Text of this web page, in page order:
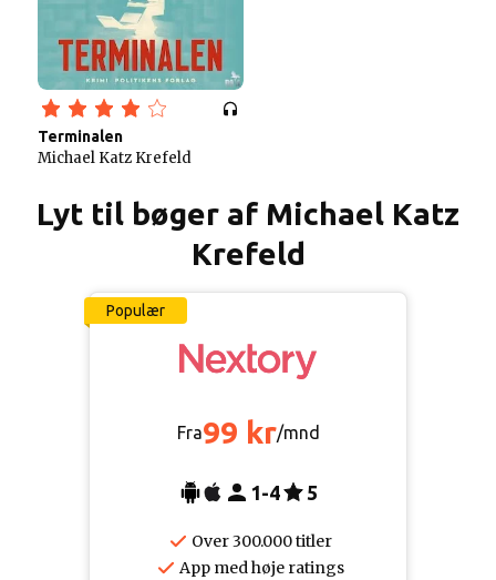
Terminalen
Michael Katz Krefeld
Lyt til bøger af Michael Katz
Krefeld
Populær
Fra99 kr/mnd
1-4 5
Over 300.000 titler
App med høje ratings